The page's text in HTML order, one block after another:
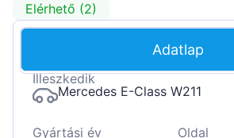
Elérhető (2)
Adatlap
Illeszkedik
Mercedes E-Class W211
Gyártási év
Oldal